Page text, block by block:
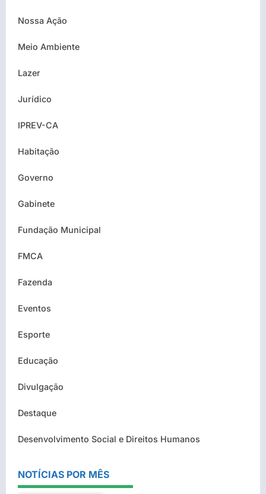
Nossa Ação
Meio Ambiente
Lazer
Jurídico
IPREV-CA
Habitação
Governo
Gabinete
Fundação Municipal
FMCA
Fazenda
Eventos
Esporte
Educação
Divulgação
Destaque
Desenvolvimento Social e Direitos Humanos
NOTÍCIAS POR MÊS